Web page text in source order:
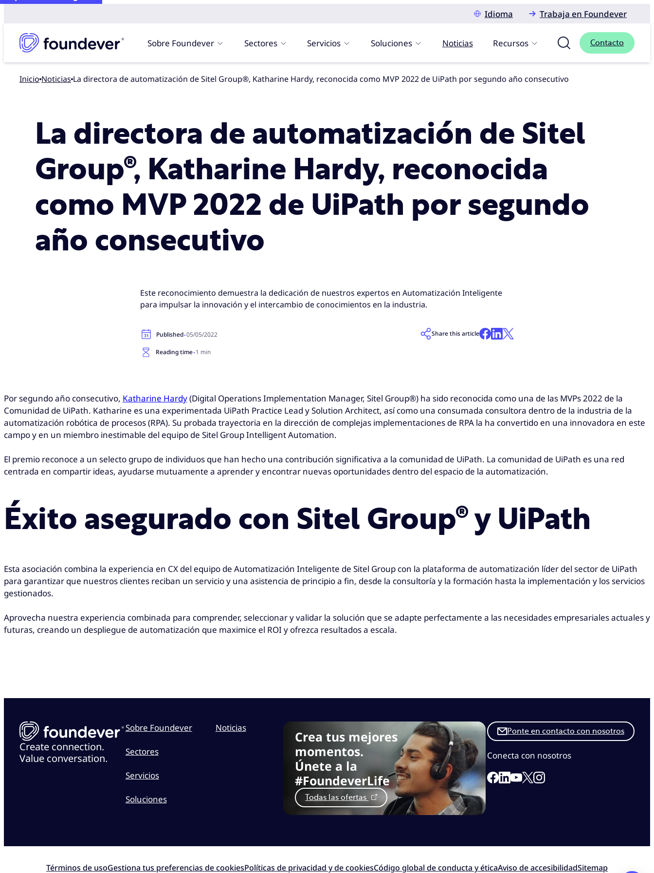
Idioma
Trabaja en Foundever
Sobre Foundever Sectores Servicios Soluciones Noticias Recursos Contacto
Inicio noticias La directora de automatización de Sitel Group®, Katharine Hardy, reconocida como MVP 2022 de UiPath por segundo año consecutivo
La directora de automatización de Sitel
Group®, Katharine Hardy, reconocida
como MVP 2022 de UiPath por segundo
año consecutivo
Este reconocimiento demuestra la dedicación de nuestros expertos en Automatización Inteligente
para impulsar la innovación y el intercambio de conocimientos en la industria.
Published·05/05/2022
Reading time·1 min
Share this article
Por segundo año consecutivo, Katharine Hardy(Digital Operations Implementation Manager, Sitel Group®) ha sido reconocida como una de las MVPs 2022 de la
Comunidad de UiPath. Katharine es una experimentada UiPath Practice Lead y Solution Architect, así como una consumada consultora dentro de la industria de la
automatización robótica de procesos (RPA). Su probada trayectoria en la dirección de complejas implementaciones de RPA la ha convertido en una innovadora en este
campo y en un miembro inestimable del equipo de Sitel Group Intelligent Automation.
El premio reconoce a un selecto grupo de individuos que han hecho una contribución significativa a la comunidad de UiPath. La comunidad de UiPath es una red
centrada en compartir ideas, ayudarse mutuamente a aprender y encontrar nuevas oportunidades dentro del espacio de la automatización.
Éxito asegurado con Sitel Group® y UiPath
Esta asociación combina la experiencia en CX del equipo de Automatización Inteligente de Sitel Group con la plataforma de automatización líder del sector de UiPath
para garantizar que nuestros clientes reciban un servicio y una asistencia de principio a fin, desde la consultoría y la formación hasta la implementación y los servicios
gestionados.
Aprovecha nuestra experiencia combinada para comprender, seleccionar y validar la solución que se adapte perfectamente a las necesidades empresariales actuales y
futuras, creando un despliegue de automatización que maximice el ROI y ofrezca resultados a escala.
Create connection.
Value conversation.
Sobre Foundever
Sectores
Servicios
Soluciones
Noticias
Crea tus mejores
momentos.
Únete a la
#FoundeverLife
Todas las ofertas
Ponte en contacto con nosotros
Conecta con nosotros
Link to our Facebook page
Link to our Linkedin page
Link to our Youtube page
Link to our X page
Link to our Instagram page
Términos de usoGestiona tus preferencias de cookiesPolíticas de privacidad y de cookiesCódigo global de conducta y éticaAviso de accesibilidadSitemap